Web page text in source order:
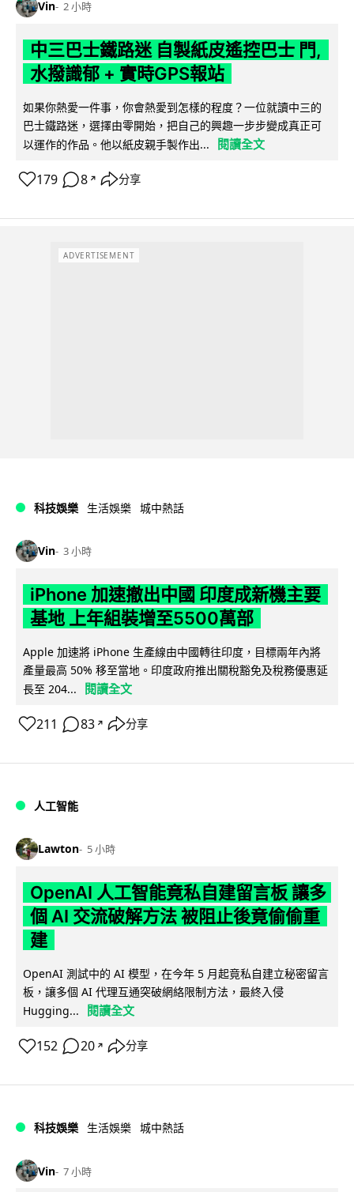
Vin 2 小時
中三巴士鐵路迷 自製紙皮遙控巴士 門,
水撥識郁 + 實時GPS報站
如果你熱愛一件事，你會熱愛到怎樣的程度？一位就讀中三的
巴士鐵路迷，選擇由零開始，把自己的興趣一步步變成真正可
以運作的作品。他以紙皮親手製作出...
閱讀全文
179 8 ↗ 分享
ADVERTISEMENT
科技娛樂 生活娛樂 城中熱話
Vin 3 小時
iPhone 加速撤出中國 印度成新機主要
基地 上年組裝增至5500萬部
Apple 加速將 iPhone 生產線由中國轉往印度，目標兩年內將
產量最高 50% 移至當地。印度政府推出關稅豁免及稅務優惠延
長至 204...
閱讀全文
211 83 ↗ 分享
人工智能
Lawton 5 小時
OpenAI 人工智能竟私自建留言板 讓多
個 AI 交流破解方法 被阻止後竟偷偷重
建
OpenAI 測試中的 AI 模型，在今年 5 月起竟私自建立秘密留言
板，讓多個 AI 代理互通突破網絡限制方法，最終入侵
Hugging...
閱讀全文
152 20 ↗ 分享
科技娛樂 生活娛樂 城中熱話
Vin 7 小時